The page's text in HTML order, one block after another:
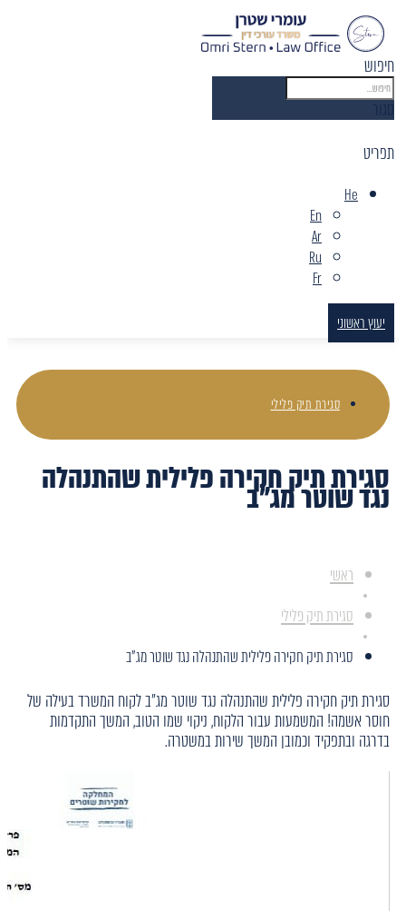
חיפוש
תפריט
He
En
Ar
Ru
Fr
יעוץ ראשוני
סגירת תיק פלילי
סגירת תיק חקירה פלילית שהתנהלה
נגד שוטר מג"ב
ראשי
סגירת תיק פלילי
סגירת תיק חקירה פלילית שהתנהלה נגד שוטר מג"ב
סגירת תיק חקירה פלילית שהתנהלה נגד שוטר מג"ב לקוח המשרד בעילה של
חוסר אשמה! המשמעות עבור הלקוח, ניקוי שמו הטוב, המשך התקדמות
בדרגה ובתפקיד וכמובן המשך שירות במשטרה.